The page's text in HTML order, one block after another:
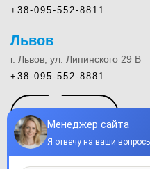
+38-095-552-8811
Львов
г. Львов, ул. Липинского 29 В
+38-095-552-8881
КОНТАКТЫ